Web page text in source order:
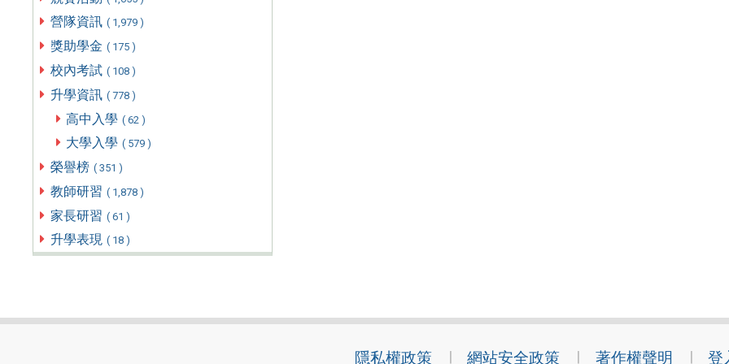
營隊資訊 ( 1,979 )
獎助學金 ( 175 )
校內考試 ( 108 )
升學資訊 ( 778 )
高中入學 ( 62 )
大學入學 ( 579 )
榮譽榜 ( 351 )
教師研習 ( 1,878 )
家長研習 ( 61 )
升學表現 ( 18 )
隱私權政策 網站安全政策 著作權聲明 登